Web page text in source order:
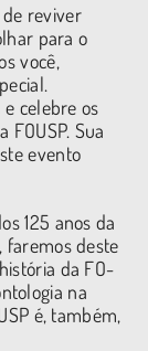
reviver
para o
você,
celebre os
Sua
evento
125 anos da
faremos deste
da FO-
na
é, também,